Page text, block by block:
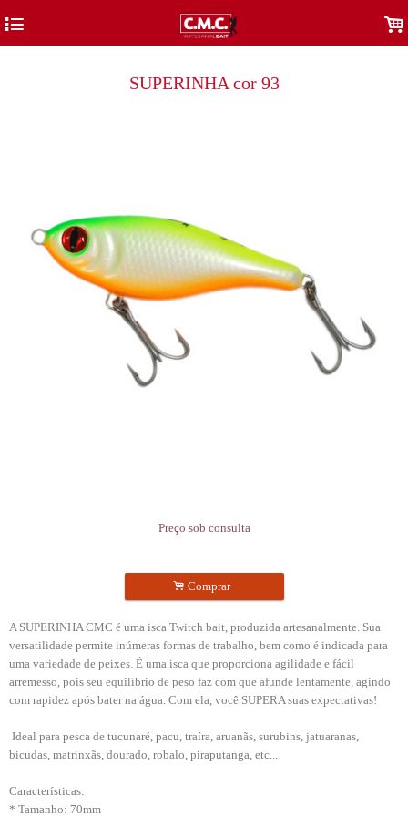
4 .
SUPERINHA cor 93
Preço sob consulta
. Comprar
A SUPERINHA CMC é uma isca Twitch bait, produzida artesanalmente. Sua
versatilidade permite inúmeras formas de trabalho, bem como é indicada para
uma variedade de peixes. É uma isca que proporciona agilidade e fácil
arremesso, pois seu equilíbrio de peso faz com que afunde lentamente, agindo
com rapidez após bater na água. Com ela, você SUPERA suas expectativas!
Ideal para pesca de tucunaré, pacu, traíra, aruanãs, surubins, jatuaranas,
bicudas, matrinxãs, dourado, robalo, piraputanga, etc...
Características:
* Tamanho: 70mm